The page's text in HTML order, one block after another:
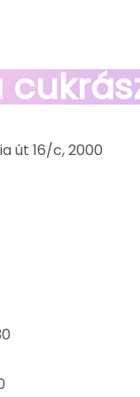
út 16/c, 2000